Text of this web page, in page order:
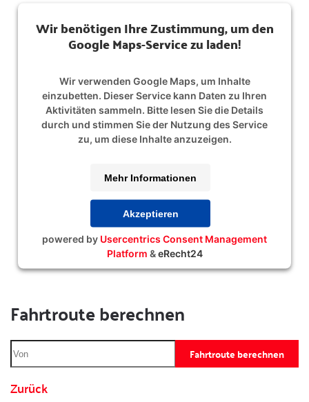
Wir benötigen Ihre Zustimmung, um den
Google Maps-Service zu laden!
Wir verwenden Google Maps, um Inhalte
einzubetten. Dieser Service kann Daten zu Ihren
Aktivitäten sammeln. Bitte lesen Sie die Details
durch und stimmen Sie der Nutzung des Service
zu, um diese Inhalte anzuzeigen.
Mehr Informationen
Akzeptieren
powered by Usercentrics Consent Management
Platform &eRecht24
Fahrtroute berechnen
Fahrtroute berechnen
Zurück